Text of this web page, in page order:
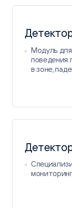
Модуль для
поведения
в зоне,